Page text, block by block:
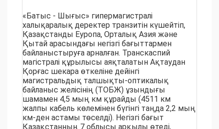
«Батыс - Шығыс» гипермагистралі
халықаралық деректер транзитін күшейтіп,
Қазақстанды Еуропа, Орталық Азия және
Қытай арасындағы негізгі бағыттармен
байланыстыруға арналған. Транскаспий
магістралі құрылысы аяқталатын Ақтаудан
Қорғас шекара өткеліне дейінгі
магистральдық талшықты-оптикалық
байланыс желісінің (ТОБЖ) ұзындығы
шамамен 4,5 мың км құрайды (4511 км
жалпы кабель көлемінен бүгінгі таңда 2,2 мың
км-ден астамы төселді). Негізгі бағыт
Қазақстанның 7 облысы арқылы өтеді,